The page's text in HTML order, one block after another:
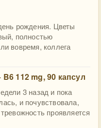
рождения. Цветы
полностью
вовремя, коллега
112 mg, 90 капсул
3 назад и пока
и почувствовала,
проявляется